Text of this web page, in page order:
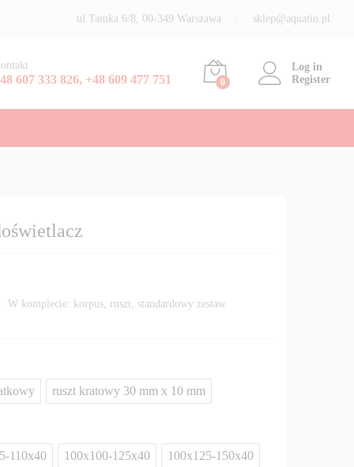
ul.Tamka 6/8, 00-349 Warszawa sklep@aquatio.pl
607 333 826, +48 609 477 751 0
Log in
Register
komplecie: korpus, ruszt, standardowy zestaw
ruszt kratowy 30 mm x 10 mm
110x40 100x100-125x40 100x125-150x40
1132,20zł Dodaj do koszyka